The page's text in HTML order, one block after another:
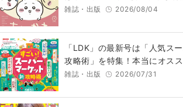
雑誌・出版 2026/08/04
「LDK」の最新号は「人気ス
攻略術」を特集！本当にオス
雑誌・出版 2026/07/31